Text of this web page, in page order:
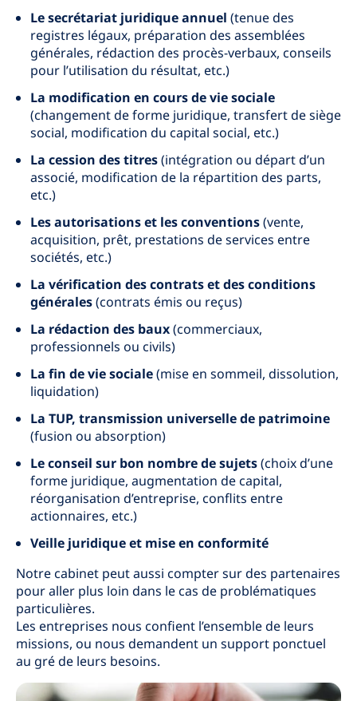
Le secrétariat juridique annuel (tenue des
registres légaux, préparation des assemblées
générales, rédaction des procès-verbaux, conseils
pour l’utilisation du résultat, etc.)
La modification en cours de vie sociale
(changement de forme juridique, transfert de siège
social, modification du capital social, etc.)
La cession des titres(intégration ou départ d’un
associé, modification de la répartition des parts,
etc.)
Les autorisations et les conventions(vente,
acquisition, prêt, prestations de services entre
sociétés, etc.)
La vérification des contrats et des conditions
générales(contrats émis ou reçus)
La rédaction des baux(commerciaux,
professionnels ou civils)
La fin de vie sociale(mise en sommeil, dissolution,
liquidation)
La TUP, transmission universelle de patrimoine
(fusion ou absorption)
Le conseil sur bon nombre de sujets(choix d’une
forme juridique, augmentation de capital,
réorganisation d’entreprise, conflits entre
actionnaires, etc.)
Veille juridique et mise en conformité
Notre cabinet peut aussi compter sur des partenaires
pour aller plus loin dans le cas de problématiques
particulières.
Les entreprises nous confient l’ensemble de leurs
missions, ou nous demandent un support ponctuel
au gré de leurs besoins.